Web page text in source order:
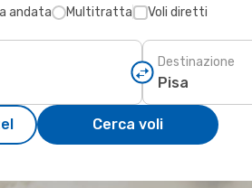
andata Multitratta Voli diretti
Destinazione
Cerca voli